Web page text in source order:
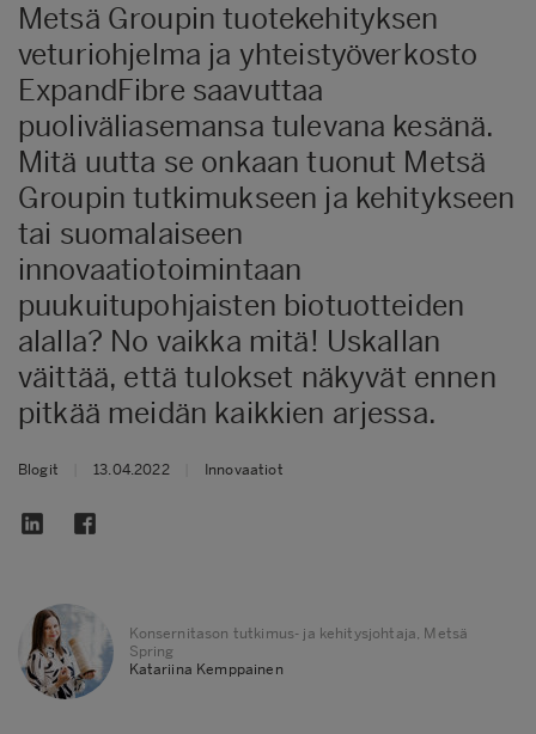
Metsä Groupin tuotekehityksen
veturiohjelma ja yhteistyöverkosto
ExpandFibre saavuttaa
puoliväliasemansa tulevana kesänä.
Mitä uutta se onkaan tuonut Metsä
Groupin tutkimukseen ja kehitykseen
tai suomalaiseen
innovaatiotoimintaan
puukuitupohjaisten biotuotteiden
alalla? No vaikka mitä! Uskallan
väittää, että tulokset näkyvät ennen
pitkää meidän kaikkien arjessa.
Blogit 13.04.2022 Innovaatiot
Konsernitason tutkimus- ja kehitysjohtaja, Metsä
Spring
Katariina Kemppainen